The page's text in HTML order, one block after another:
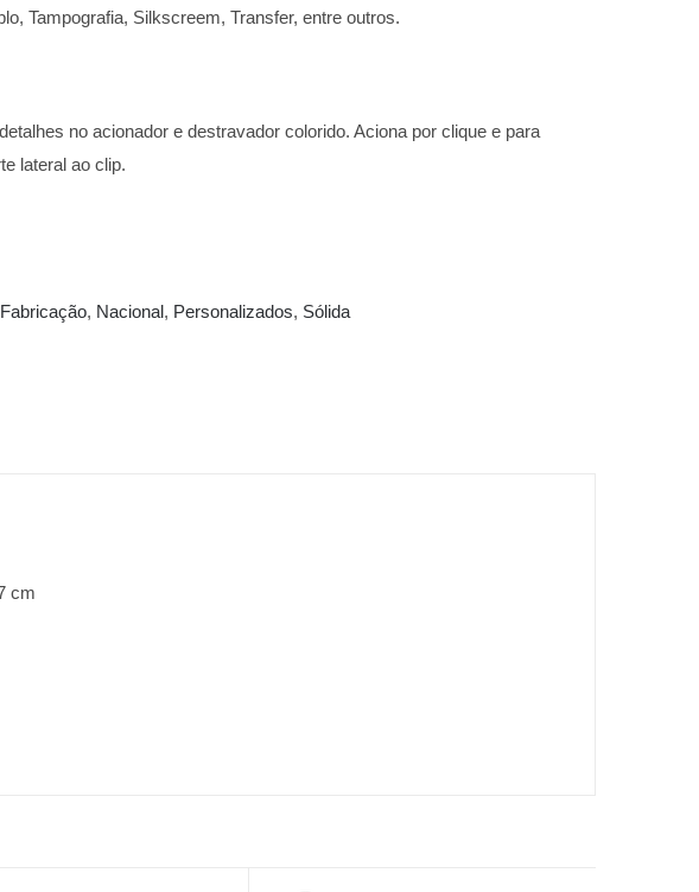
Tampografia, Silkscreem, Transfer, entre outros.
no acionador e destravador colorido. Aciona por clique e para
lateral ao clip.
Fabricação, Nacional, Personalizados, Sólida
cm